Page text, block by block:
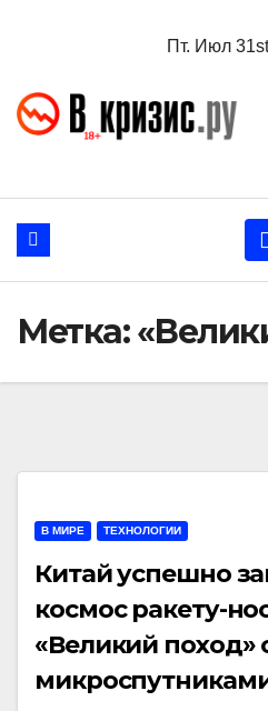
Пт. Июл
Метка:
В МИРЕ ТЕХНОЛОГИИ
Китай успешно
космос ракету-
«Великий поход»